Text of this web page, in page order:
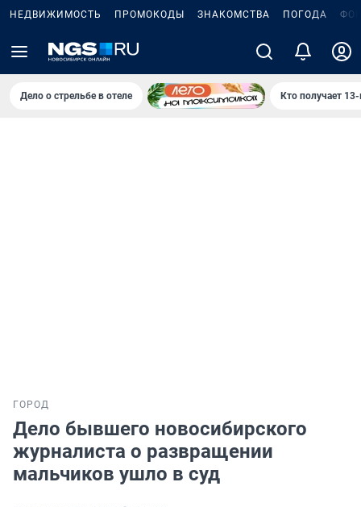
НЕДВИЖИМОСТЬ ПРОМОКОДЫ ЗНАКОМСТВА ПОГОДА
Дело о стрельбе в отеле Кто получает
ГОРОД
Дело бывшего новосибирского
журналиста о развращении
мальчиков ушло в суд